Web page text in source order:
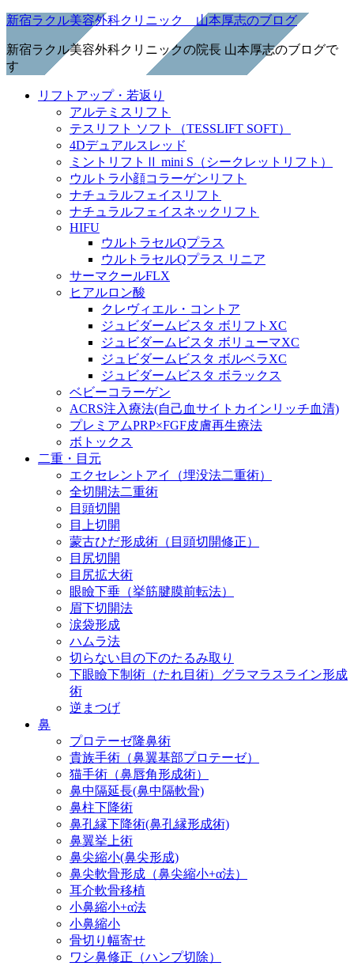
新宿ラクル美容外科クリニック 山本厚志のブログ
新宿ラクル美容外科クリニックの院長 山本厚志のブログで
す
リフトアップ・若返り
アルテミスリフト
テスリフト ソフト（TESSLIFT SOFT）
4Dデュアルスレッド
ミントリフトⅡ mini S（シークレットリフト）
ウルトラ小顔コラーゲンリフト
ナチュラルフェイスリフト
ナチュラルフェイスネックリフト
HIFU
ウルトラセルQプラス
ウルトラセルQプラス リニア
サーマクールFLX
ヒアルロン酸
クレヴィエル・コントア
ジュビダームビスタ ボリフトXC
ジュビダームビスタ ボリューマXC
ジュビダームビスタ ボルベラXC
ジュビダームビスタ ボラックス
ベビーコラーゲン
ACRS注入療法(自己血サイトカインリッチ血清)
プレミアムPRP×FGF皮膚再生療法
ボトックス
二重・目元
エクセレントアイ（埋没法二重術）
全切開法二重術
目頭切開
目上切開
蒙古ひだ形成術（目頭切開修正）
目尻切開
目尻拡大術
眼瞼下垂（挙筋腱膜前転法）
眉下切開法
涙袋形成
ハムラ法
切らない目の下のたるみ取り
下眼瞼下制術（たれ目術）グラマラスライン形成
術
逆まつげ
鼻
プロテーゼ隆鼻術
貴族手術（鼻翼基部プロテーゼ）
猫手術（鼻唇角形成術）
鼻中隔延長(鼻中隔軟骨)
鼻柱下降術
鼻孔縁下降術(鼻孔縁形成術)
鼻翼挙上術
鼻尖縮小(鼻尖形成)
鼻尖軟骨形成（鼻尖縮小+α法）
耳介軟骨移植
小鼻縮小+α法
小鼻縮小
骨切り幅寄せ
ワシ鼻修正（ハンプ切除）